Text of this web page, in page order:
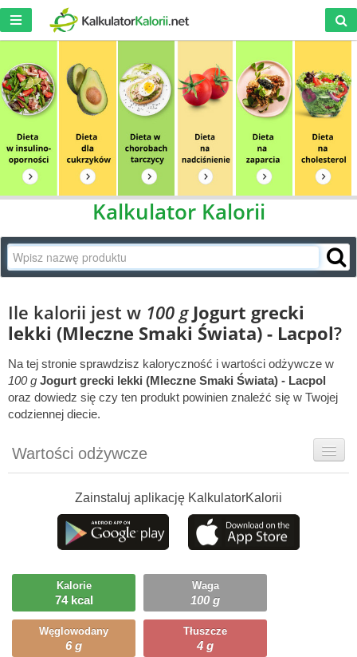
Kalkulator Kalorii
Ile kalorii jest w 100 g Jogurt grecki
lekki (Mleczne Smaki Świata) - Lacpol?
Na tej stronie sprawdzisz kaloryczność i wartości odżywcze w
100 g Jogurt grecki lekki (Mleczne Smaki Świata) - Lacpol
oraz dowiedz się czy ten produkt powinien znaleźć się w Twojej
codziennej diecie.
Wartości odżywcze
Szczegółówe informacje
Ciekawostki
Ile możesz zjeść?
Zainstaluj aplikację KalkulatorKalorii
Kalorie
74 kcal
Waga
100 g
Węglowodany
6 g
Tłuszcze
4 g